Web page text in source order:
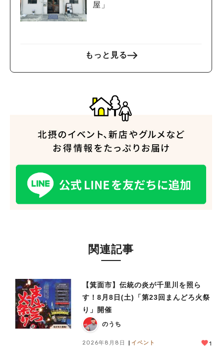
屋」
もっと見る
関連記事
【箕面市】伝統の炎が千里川を照ら
す！8月8日(土)「第23回まんどろ火祭
り」開催
のうち
2026年8月8日 イベント 1